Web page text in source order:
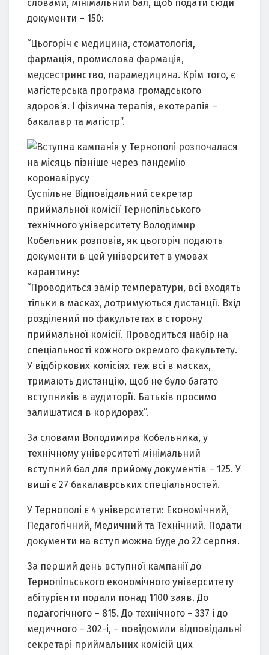
словами, мінімальний бал, щоб подати сюди
документи – 150:
“Цьогоріч є медицина, стоматологія,
фармація, промислова фармація,
медсестринство, парамедицина. Крім того, є
магістерська програма громадського
здоров’я. І фізична терапія, екотерапія –
бакалавр та магістр”.
Суспільне Відповідальний секретар
приймальної комісії Тернопільського
технічного університету Володимир
Кобельник розповів, як цьогоріч подають
документи в цей університет в умовах
карантину:
“Проводиться замір температури, всі входять
тільки в масках, дотримуються дистанції. Вхід
розділений по факультетах в сторону
приймальної комісії. Проводиться набір на
спеціальності кожного окремого факультету.
У відбіркових комісіях теж всі в масках,
тримають дистанцію, щоб не було багато
вступників в аудиторії. Батьків просимо
залишатися в коридорах”.
За словами Володимира Кобельника, у
технічному університеті мінімальний
вступний бал для прийому документів – 125. У
виші є 27 бакалаврських спеціальностей.
У Тернополі є 4 університети: Економічний,
Педагогічний, Медичний та Технічний. Подати
документи на вступ можна буде до 22 серпня.
За перший день вступної кампанії до
Тернопільського економічного університету
абітурієнти подали понад 1100 заяв. До
педагогічного – 815. До технічного – 337 і до
медичного – 302-і, – повідомили відповідальні
секретарі приймальних комісій цих